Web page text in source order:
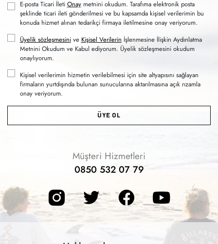
E-posta Ticari İleti Onaymetnini okudum. Tarafıma elektronik posta
şeklinde ticari ileti gönderilmesi ve bu kapsamda kişisel verilerimin bu
konuda hizmet alınan tedarikçi firmaya iletilmesine onay veriyorum.
Üyelik sözleşmesinive Kişisel Verilerin İşlenmesine İlişkin Aydınlatma
Metnini Okudum ve Kabul ediyorum. Üyelik sözleşmesini okudum
onaylıyorum.
Kişisel verilerimin hizmetin verilebilmesi için site altyapısını sağlayan
firmaların yurtdışında bulunan sunucularına aktarılmasına açık rızamla
onay veriyorum.
ÜYE OL
Müşteri Hizmetleri
0850 532 07 79